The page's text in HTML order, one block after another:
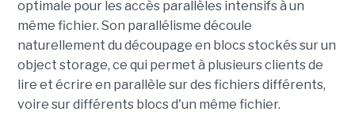
optimale pour les accès parallèles intensifs à un
même fichier. Son parallélisme découle
naturellement du découpage en blocs stockés sur un
object storage, ce qui permet à plusieurs clients de
lire et écrire en parallèle sur des fichiers différents,
voire sur différents blocs d'un même fichier.